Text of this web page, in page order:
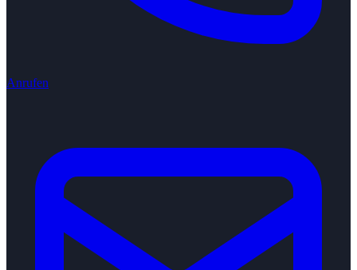
Anrufen